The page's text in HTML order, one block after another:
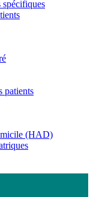
spécifiques
patients
(HAD)